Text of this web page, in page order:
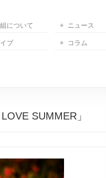
について ニュース
ブ コラム
SUMMER」